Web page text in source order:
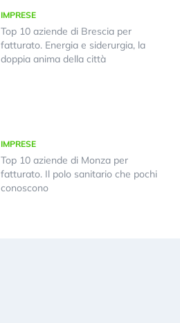
IMPRESE
Top 10 aziende di Brescia per
fatturato. Energia e siderurgia, la
doppia anima della città
IMPRESE
Top 10 aziende di Monza per
fatturato. Il polo sanitario che pochi
conoscono